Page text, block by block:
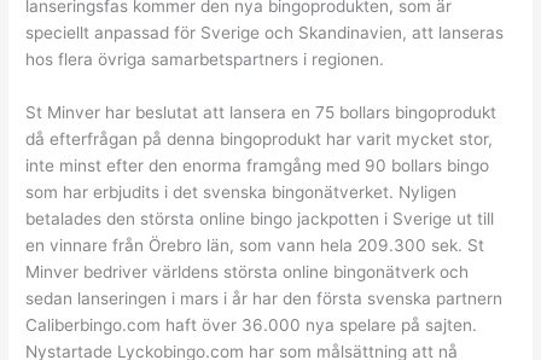
lanseringsfas kommer den nya bingoprodukten, som är
speciellt anpassad för Sverige och Skandinavien, att lanseras
hos flera övriga samarbetspartners i regionen.
St Minver har beslutat att lansera en 75 bollars bingoprodukt
då efterfrågan på denna bingoprodukt har varit mycket stor,
inte minst efter den enorma framgång med 90 bollars bingo
som har erbjudits i det svenska bingonätverket. Nyligen
betalades den största online bingo jackpotten i Sverige ut till
en vinnare från Örebro län, som vann hela 209.300 sek. St
Minver bedriver världens största online bingonätverk och
sedan lanseringen i mars i år har den första svenska partnern
Caliberbingo.com haft över 36.000 nya spelare på sajten.
Nystartade Lyckobingo.com har som målsättning att nå